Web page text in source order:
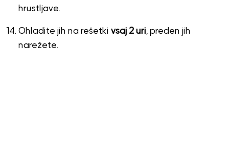
hrustljave.
Ohladite jih na rešetki vsaj 2 uri, preden jih
narežete.